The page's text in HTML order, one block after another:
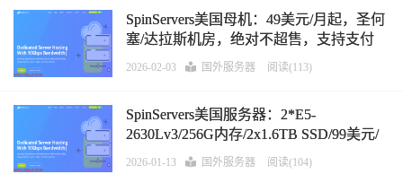
SpinServers美国母机：49美元/月起，圣何
塞/达拉斯机房，绝对不超售，支持支付
宝/微信支付/Paypal
2026-02-03 国外服务器 阅读(113)
SpinServers美国服务器：2*E5-
2630Lv3/256G内存/2x1.6TB SSD/99美元/
月，圣何塞/达拉斯机房，支持支付宝/微
2026-01-13 国外服务器 阅读(104)